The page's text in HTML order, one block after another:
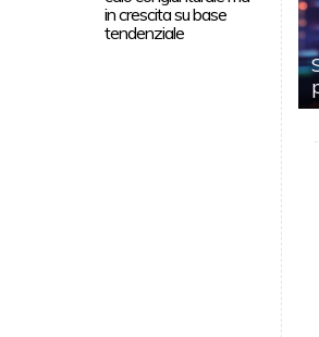
in crescita su base
tendenziale